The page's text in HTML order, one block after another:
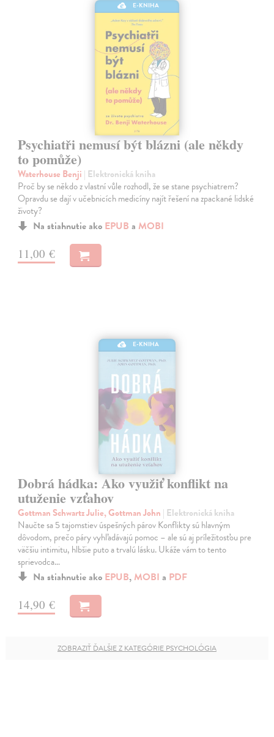
E-KNIHA
Psychiatři nemusí být blázni (ale někdy
to pomůže)
Waterhouse Benji | Elektronická kniha
Proč by se někdo z vlastní vůle rozhodl, že se stane psychiatrem?
Opravdu se dají v učebnicích medicíny najít řešení na zpackané lidské
životy?
Na stiahnutie ako EPUB a MOBI
11,00 €
E-KNIHA
Dobrá hádka: Ako využiť konflikt na
utuženie vzťahov
Gottman Schwartz Julie, Gottman John | Elektronická kniha
Naučte sa 5 tajomstiev úspešných párov Konflikty sú hlavným
dôvodom, prečo páry vyhľadávajú pomoc – ale sú aj príležitosťou pre
väčšiu intimitu, hlbšie puto a trvalú lásku. Ukáže vám to tento
sprievodca…
Na stiahnutie ako EPUB, MOBI a PDF
14,90 €
ZOBRAZIŤ ĎALŠIE Z KATEGÓRIE PSYCHOLÓGIA